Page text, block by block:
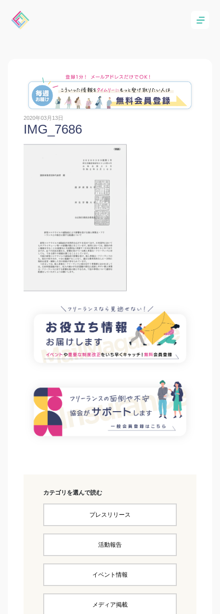
2020年03月13日
IMG_7686
カテゴリを選んで読む
プレスリリース
活動報告
イベント情報
メディア掲載